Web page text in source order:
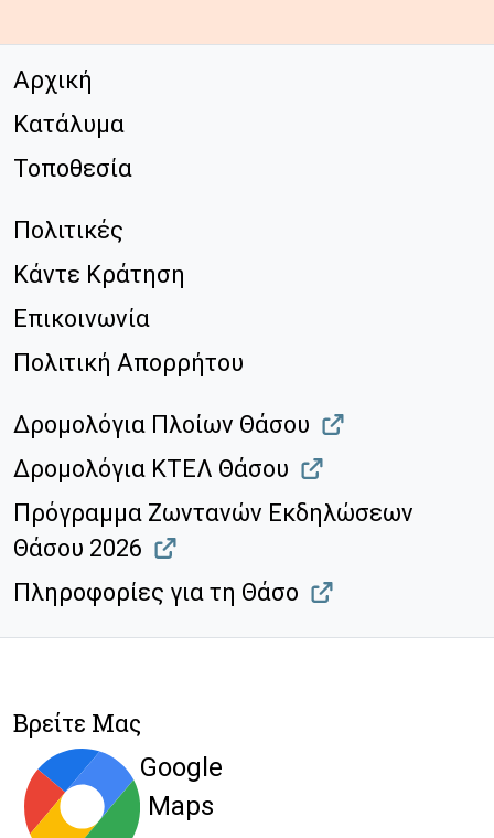
Αρχική
Κατάλυμα
Τοποθεσία
Πολιτικές
Κάντε Κράτηση
Επικοινωνία
Πολιτική Απορρήτου
Δρομολόγια Πλοίων Θάσου
Δρομολόγια ΚΤΕΛ Θάσου
Πρόγραμμα Ζωντανών Εκδηλώσεων
Θάσου 2026
Πληροφορίες για τη Θάσο
Βρείτε Μας
Google
Maps